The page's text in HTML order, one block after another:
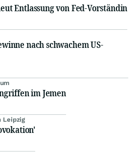
Entlassung von Fed-Vorständin
nach schwachem US-
im Jemen
Leipzig